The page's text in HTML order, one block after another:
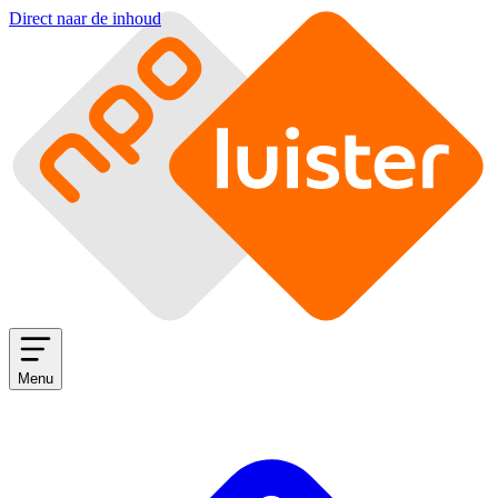
Direct naar de inhoud
Menu